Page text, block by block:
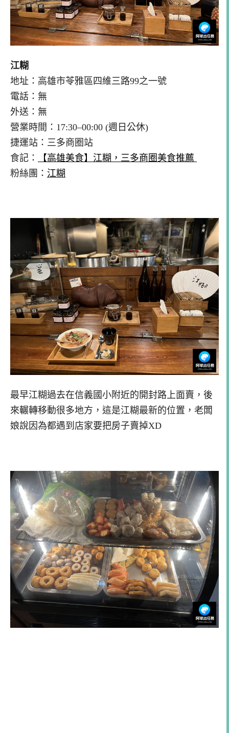
江糊
地址：高雄市苓雅區四維三路99之一號
電話：無
外送：無
營業時間：17:30–00:00 (週日公休)
捷運站：三多商圈站
食記：
【高雄美食】江糊，三多商圈美食推薦
粉絲團： 江糊
最早江糊過去在信義國小附近的開封路上面賣，後
來輾轉移動很多地方，這是江糊最新的位置，老闆
娘說因為都遇到店家要把房子賣掉XD